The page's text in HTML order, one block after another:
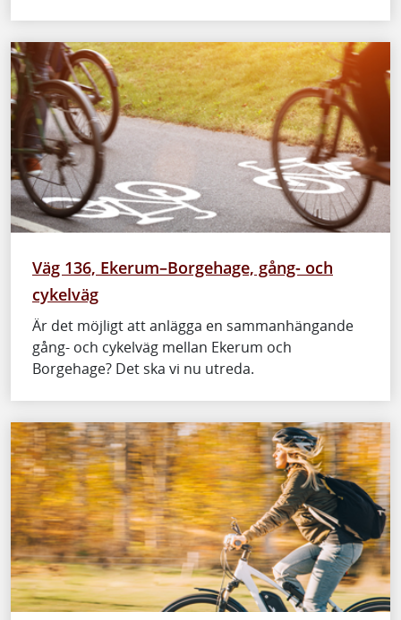
Väg 136, Ekerum–Borgehage, gång- och
cykelväg
Är det möjligt att anlägga en sammanhängande
gång- och cykelväg mellan Ekerum och
Borgehage? Det ska vi nu utreda.